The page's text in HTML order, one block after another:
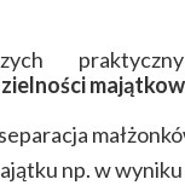
np. w